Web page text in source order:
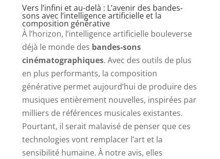
Vers l’infini et au-delà : L’avenir des bandes-
sons avec l’intelligence artificielle et la
composition générative
À l’horizon, l’intelligence artificielle bouleverse
déjà le monde des bandes-sons
cinématographiques. Avec des outils de plus
en plus performants, la composition
générative permet aujourd’hui de produire des
musiques entièrement nouvelles, inspirées par
milliers de références musicales existantes.
Pourtant, il serait malavisé de penser que ces
technologies vont remplacer l’art et la
sensibilité humaine. À notre avis, elles